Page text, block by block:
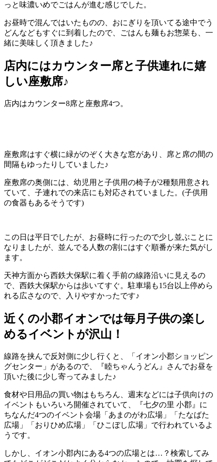
っと味濃いめでごはんが進む感じでした。
お昼時で混んではいたものの、おにぎりを頂いてる途中でう
どんなどもすぐに到着したので、ごはんも麺もお惣菜も、一
緒に美味しく頂きました♪
店内にはカウンター席と子供連れに嬉
しい座敷席♪
店内はカウンター8席と座敷席4つ。
座敷席はすぐ横に緑がのぞく大きな窓があり、席と席の間の
間隔もゆったりしていました♪
座敷席の奥側には、幼児用と子供用の椅子が2種類用意され
ていて、子連れでの来店にも対応されていました。(子供用
の食器もあるそうです)
この日は平日でしたが、お昼時に行ったので少し並ぶことに
なりましたが、並んでる人数の割にはすぐ順番が来た気がし
ます。
天神方面から西鉄大保駅に着く手前の線路沿いに見えるの
で、西鉄大保駅からは歩いてすぐ。駐車場も15台以上停めら
れる広さなので、入りやすかったです♪
近くの小郡イオンでは毎月子供の楽し
めるイベントが沢山！
線路を挟んで反対側に少し行くと、「イオン小郡ショッピン
グセンター」があるので、『睦ちゃんうどん』さんでお昼を
頂いた後に少し寄ってみました♪
食材や日用品の買い物はもちろん、週末などには子供向けの
イベントもいろいろ開催されていて、『七夕の里 小郡』に
ちなんだ4つのイベント会場「あまのがわ広場」「たなばた
広場」「おりひめ広場」「ひこぼし広場」で行われているよ
うです。
しかし、イオン小郡内にある4つの広場とは…？検索してみ